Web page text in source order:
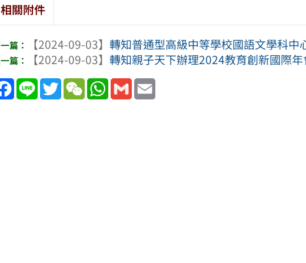
相關附件
【2024-09-03】轉知普通型高級中等學校國語文學科中
【2024-09-03】轉知親子天下辦理2024教育創新國際
Facebook
Line TwitterWeChatWhatsApp
Gmail